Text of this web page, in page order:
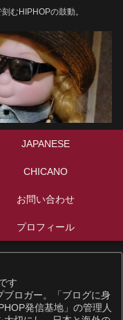
むHIPHOPの鼓動。
JAPANESE
CHICANO
お問い合わせ
プロフィール
す
ブロガー。「ブログに身
発信基地」の管理人